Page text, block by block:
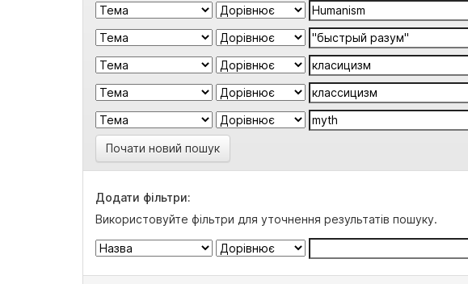
Почати новий пошук
Додати фільтри:
Використовуйте фільтри для уточнення результатів пошуку.